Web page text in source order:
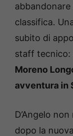
abbandonare
classifica.
subito di
staff tecnico:
Moreno
avventura in
D’Angelo
dopo la